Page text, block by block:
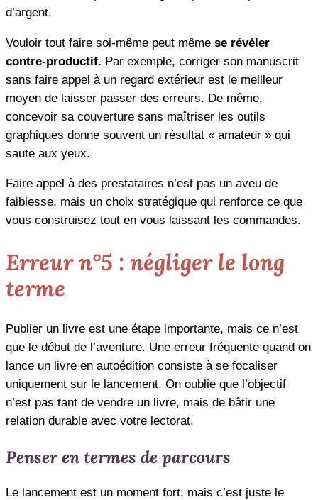
d’argent.
Vouloir tout faire soi-même peut même se révéler
contre-productif. Par exemple, corriger son manuscrit
sans faire appel à un regard extérieur est le meilleur
moyen de laisser passer des erreurs. De même,
concevoir sa couverture sans maîtriser les outils
graphiques donne souvent un résultat « amateur » qui
saute aux yeux.
Faire appel à des prestataires n’est pas un aveu de
faiblesse, mais un choix stratégique qui renforce ce que
vous construisez tout en vous laissant les commandes.
Erreur n°5 : négliger le long
terme
Publier un livre est une étape importante, mais ce n’est
que le début de l’aventure. Une erreur fréquente quand on
lance un livre en autoédition consiste à se focaliser
uniquement sur le lancement. On oublie que l’objectif
n’est pas tant de vendre un livre, mais de bâtir une
relation durable avec votre lectorat.
Penser en termes de parcours
Le lancement est un moment fort, mais c’est juste le